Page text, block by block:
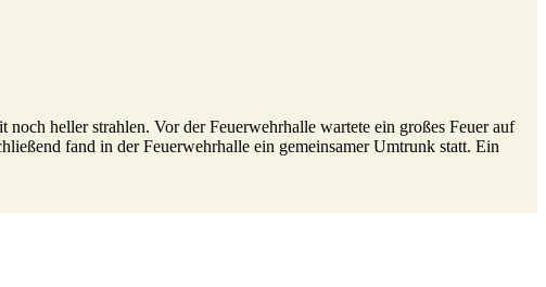
heller strahlen. Vor der Feuerwehrhalle wartete ein großes Feuer auf
fand in der Feuerwehrhalle ein gemeinsamer Umtrunk statt. Ein